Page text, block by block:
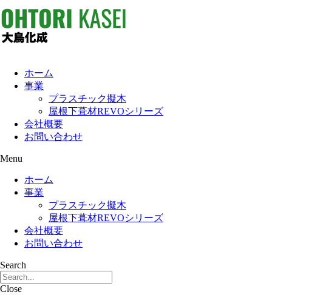
ホーム
事業
プラスチック擬木
屋根下葺材REVOシリーズ
会社概要
お問い合わせ
Menu
ホーム
事業
プラスチック擬木
屋根下葺材REVOシリーズ
会社概要
お問い合わせ
Search
Close